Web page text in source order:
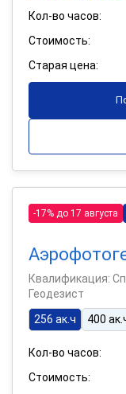
Кол-во часов:
Стоимость:
Старая цена:
-17% до 17 августа
Квалификация:
Геодезист
256 ак.ч
400
Кол-во часов:
Стоимость: